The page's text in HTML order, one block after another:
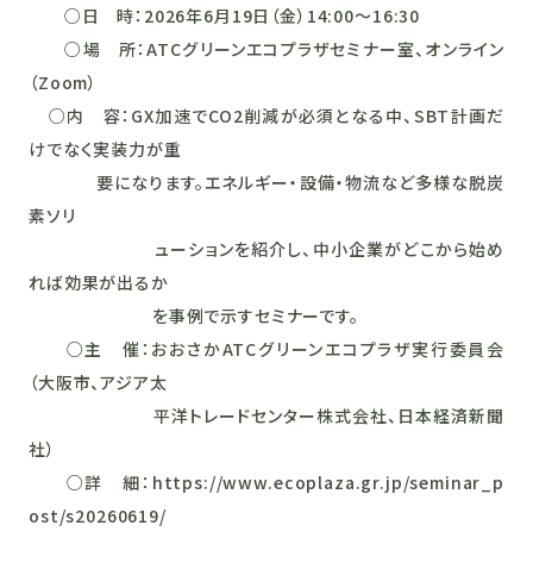
○日 時：2026年6月19日（金）14:00～16:30
○場 所：ATCグリーンエコプラザセミナー室、オンライン
（Zoom）
○内 容：GX加速でCO2削減が必須となる中、SBT計画だ
けでなく実装力が重
要になります。エネルギー・設備・物流など多様な脱炭
素ソリ
ューションを紹介し、中小企業がどこから始め
れば効果が出るか
を事例で示すセミナーです。
○主 催：おおさかATCグリーンエコプラザ実行委員会
（大阪市、アジア太
平洋トレードセンター株式会社、日本経済新聞
社）
○詳 細：https://www.ecoplaza.gr.jp/seminar_p
ost/s20260619/